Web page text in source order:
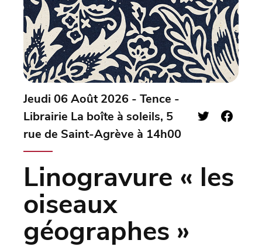
Jeudi 06 Août 2026 - Tence -
Librairie La boîte à soleils, 5
rue de Saint-Agrève à 14h00
Linogravure « les
oiseaux
géographes »